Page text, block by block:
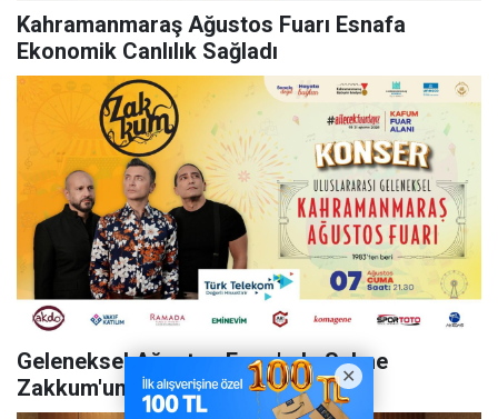
Kahramanmaraş Ağustos Fuarı Esnafa
Ekonomik Canlılık Sağladı
Geleneksel Ağustos Fuarı'nda Sahne
Zakkum'un